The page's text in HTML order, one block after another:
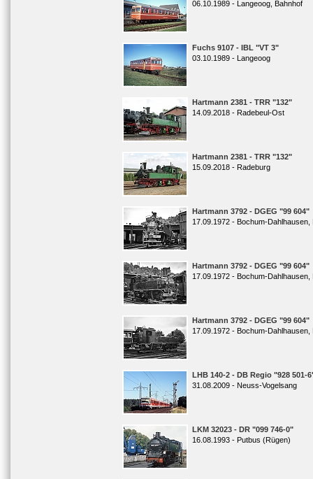
06.10.1989 - Langeoog, Bahnhof
Fuchs 9107 - IBL "VT 3"
03.10.1989 - Langeoog
Hartmann 2381 - TRR "132"
14.09.2018 - Radebeul-Ost
Hartmann 2381 - TRR "132"
15.09.2018 - Radeburg
Hartmann 3792 - DGEG "99 604"
17.09.1972 - Bochum-
Hartmann 3792 - DGEG "99 604"
17.09.1972 - Bochum-
Hartmann 3792 - DGEG "99 604"
17.09.1972 - Bochum-
LHB 140-2 - DB Regio "928 501-
31.08.2009 - Neuss-Vogelsang
LKM 32023 - DR "099 746-0"
16.08.1993 - Putbus (Rügen)